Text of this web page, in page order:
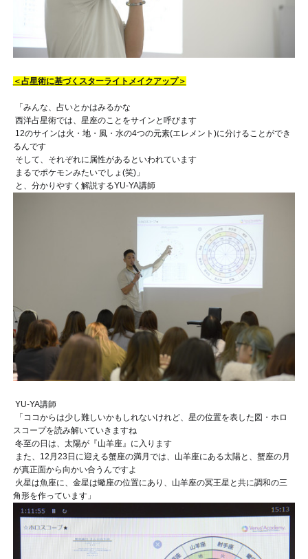
＜占星術に基づくスターライトメイクアップ＞
「みんな、占いとかはみるかな
西洋占星術では、星座のことをサインと呼びます
12のサインは火・地・風・水の4つの元素(エレメント)に分けることができ
るんです
そして、それぞれに属性があるといわれています
まるでポケモンみたいでしょ (笑)」
と、分かりやすく解説するYU-YA講師
YU-YA講師
「ココからは少し難しいかもしれないけれど、星の位置を表した図・ホロ
スコープを読み解いていきますね
冬至の日は、太陽が『山羊座』に入ります
また、12月23日に迎える蟹座の満月では、山羊座にある太陽と、蟹座の月
が真正面から向かい合うんですよ
火星は魚座に、金星は蠍座の位置にあり、山羊座の冥王星と共に調和の三
角形を作っています」